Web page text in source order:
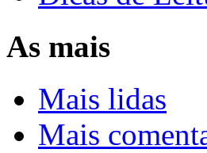
As mais
Mais lidas
Mais